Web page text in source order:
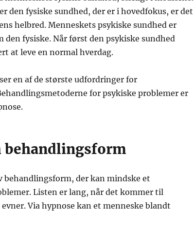
den fysiske sundhed, der er i hovedfokus, er det
helbred. Menneskets psykiske sundhed er
den fysiske. Når først den psykiske sundhed
at leve en normal hverdag.
en af de største udfordringer for
for psykiske problemer er
behandlingsform
behandlingsform, der kan mindske et
Listen er lang, når det kommer til
Via hypnose kan et menneske blandt